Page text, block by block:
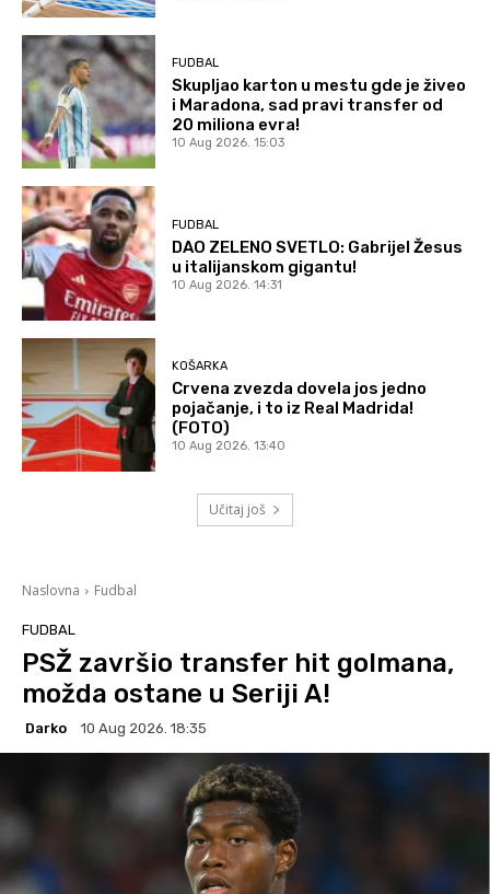
FUDBAL
Skupljao karton u mestu gde je živeo
i Maradona, sad pravi transfer od
20 miliona evra!
10 Aug 2026. 15:03
FUDBAL
DAO ZELENO SVETLO: Gabrijel Žesus
u italijanskom gigantu!
10 Aug 2026. 14:31
KOŠARKA
Crvena zvezda dovela jos jedno
pojačanje, i to iz Real Madrida!
(FOTO)
10 Aug 2026. 13:40
Učitaj još